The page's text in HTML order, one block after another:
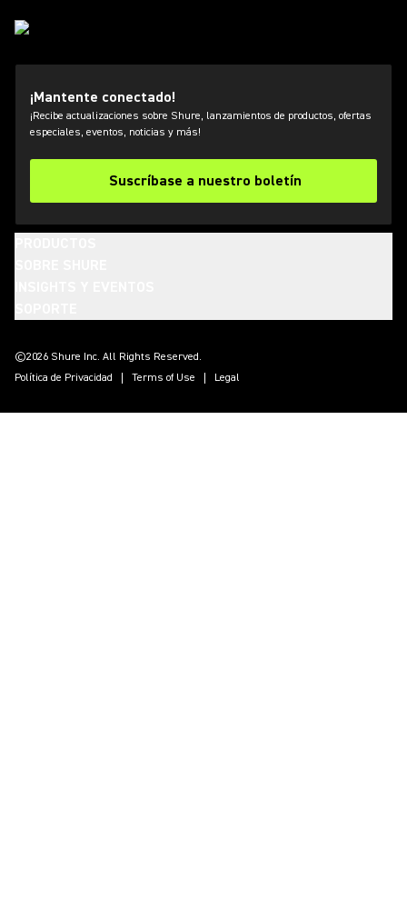
¡Mantente conectado!
¡Recibe actualizaciones sobre Shure, lanzamientos de productos, ofertas
especiales, eventos, noticias y más!
Suscríbase a nuestro boletín
©2026 Shure Inc. All Rights Reserved.
Política de Privacidad
Terms of Use Legal